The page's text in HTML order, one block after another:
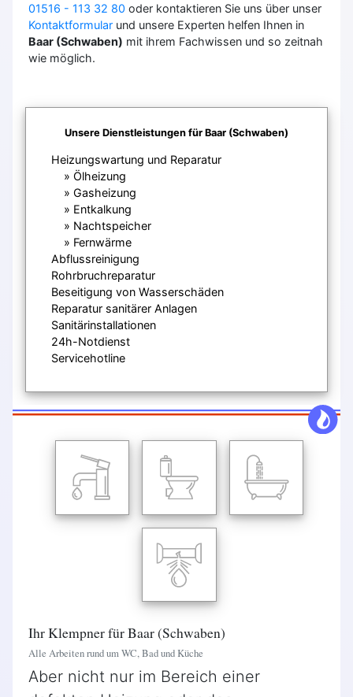
01516 - 113 32 80 oder kontaktieren Sie uns über unser
Kontaktformular und unsere Experten helfen Ihnen in
Baar (Schwaben) mit ihrem Fachwissen und so zeitnah
wie möglich.
Unsere Dienstleistungen für Baar (Schwaben)
Heizungswartung und Reparatur
Ölheizung
Gasheizung
Entkalkung
Nachtspeicher
Fernwärme
Abflussreinigung
Rohrbruchreparatur
Beseitigung von Wasserschäden
Reparatur sanitärer Anlagen
Sanitärinstallationen
24h-Notdienst
Servicehotline
Ihr Klempner für Baar (Schwaben)
Alle Arbeiten rund um WC, Bad und Küche
Aber nicht nur im Bereich einer